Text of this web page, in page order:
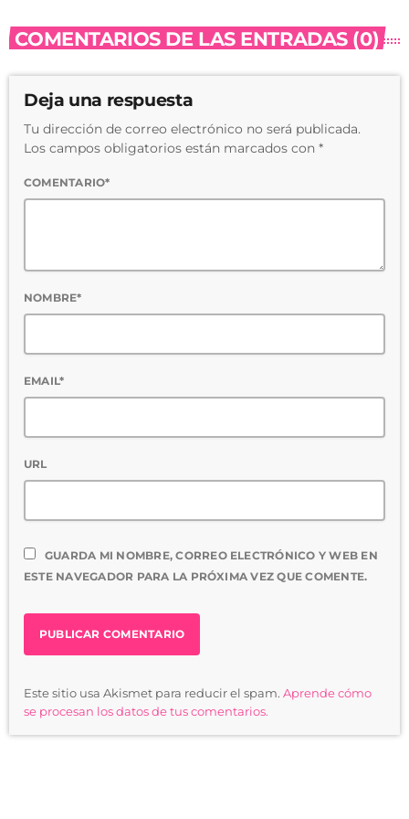
COMENTARIOS DE LAS ENTRADAS (0)
Deja una respuesta
Tu dirección de correo electrónico no será publicada.
Los campos obligatorios están marcados con *
COMENTARIO*
NOMBRE*
EMAIL*
URL
GUARDA MI NOMBRE, CORREO ELECTRÓNICO Y WEB EN
ESTE NAVEGADOR PARA LA PRÓXIMA VEZ QUE COMENTE.
Este sitio usa Akismet para reducir el spam. Aprende cómo
se procesan los datos de tus comentarios.